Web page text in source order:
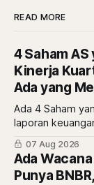
READ MORE
4 Saham
Kinerja
Ada yang
Ada 4 Saham
laporan
atau malah
07 Aug 2026
Ada
Punya